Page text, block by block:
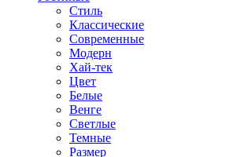
Стиль
Классические
Современные
Модерн
Хай-тек
Цвет
Белые
Венге
Светлые
Темные
Размер